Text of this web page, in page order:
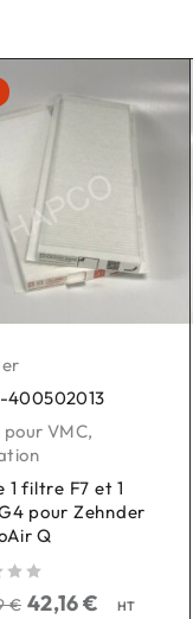
400502013
pour VMC,
1 filtre F7 et 1
pour Zehnder
Q
€ 42,16€ HT